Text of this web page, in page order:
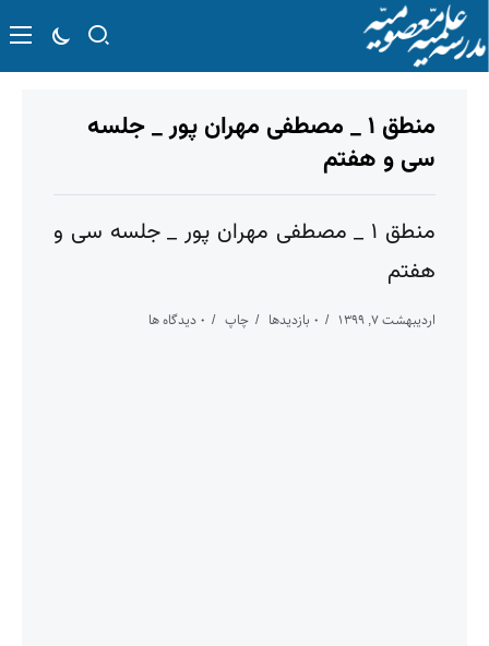
منطق ۱ _ مصطفی مهران پور _ جلسه
سی و هفتم
منطق ۱ _ مصطفی مهران پور _ جلسه سی و
هفتم
اردیبهشت ۷, ۱۳۹۹ ۰ بازدیدها چاپ ۰ دیدگاه ها